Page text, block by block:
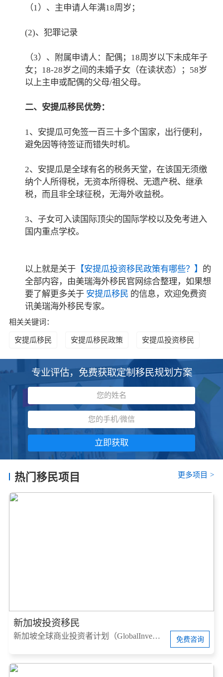
（1）、主申请人年满18周岁；
(2)、犯罪记录
（3）、附属申请人：配偶；18周岁以下未成年子
女；18-28岁之间的未婚子女（在读状态）；58岁
以上主申或配偶的父母/祖父母。
二、安提瓜移民优势：
1、安提瓜可免签一百三十多个国家，出行便利，
避免因等待签证而错失时机。
2、安提瓜是全球有名的税务天堂，在该国无须缴
纳个人所得税，无资本所得税、无遗产税、继承
税，而且非全球征税，无海外收益税。
3、子女可入读国际顶尖的国际学校以及免考进入
国内重点学校。
以上就是关于 【安提瓜投资移民政策有哪些？】 的
全部内容，由美瑞海外移民官网综合整理，如果想
要了解更多关于 安提瓜移民 的信息，欢迎免费资
讯美瑞海外移民专家。
相关关键词：
安提瓜移民 安提瓜移民政策 安提瓜投资移民
专业评估，免费获取定制移民规划方案
立即获取
热门移民项目 更多项目 >
新加坡投资移民
新加坡全球商业投资者计划（GlobalInvestorProgram，简称GIP） 免费咨询